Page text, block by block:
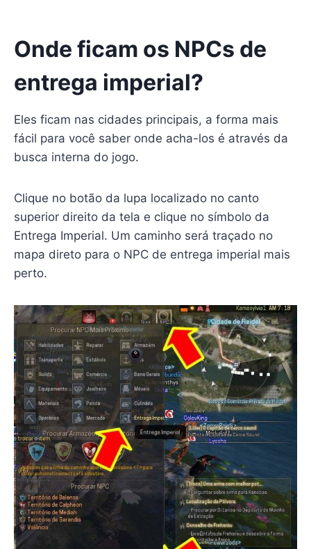
Onde ficam os NPCs de
entrega imperial?
Eles ficam nas cidades principais, a forma mais
fácil para você saber onde acha-los é através da
busca interna do jogo.
Clique no botão da lupa localizado no canto
superior direito da tela e clique no símbolo da
Entrega Imperial. Um caminho será traçado no
mapa direto para o NPC de entrega imperial mais
perto.